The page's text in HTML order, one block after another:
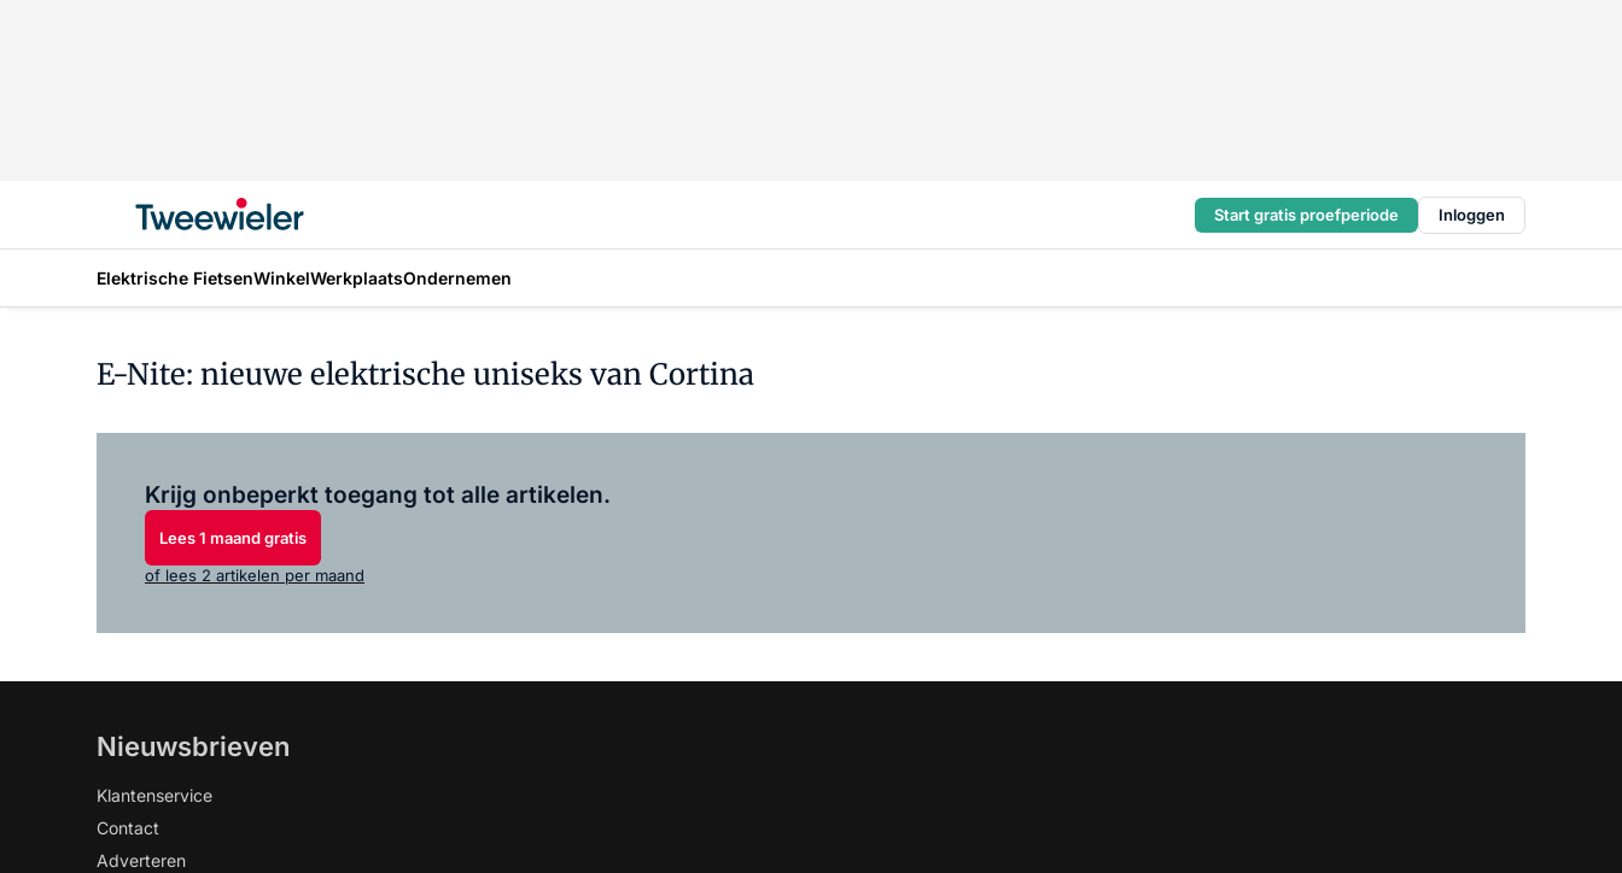
Start gratis proefperiode Inloggen
Elektrische FietsenWinkelWerkplaatsOndernemen
E-Nite: nieuwe elektrische uniseks van Cortina
Krijg onbeperkt toegang tot alle artikelen.
Lees 1 maand gratis
of lees 2 artikelen per maand
Nieuwsbrieven
Klantenservice
Contact
Adverteren